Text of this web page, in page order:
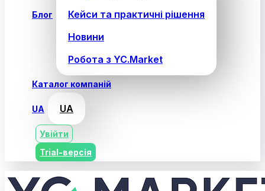
Блог
Кейси та практичні рішення
Новини
Робота з YC.Market
Каталог компаній
UA UA
Увійти
Trial-версія